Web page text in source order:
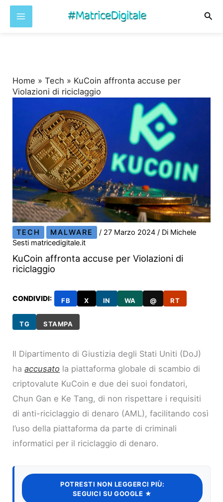
Home »Tech » KuCoin affronta accuse per
Violazioni di riciclaggio
TECH MALWARE / 27 Marzo 2024/ Di Michele
Sesti matricedigitale.it
KuCoin affronta accuse per Violazioni di
riciclaggio
CONDIVIDI: FB X IN WA @ RT
TG STAMPA
Il Dipartimento di Giustizia degli Stati Uniti (DoJ)
haaccusato la piattaforma globale di scambio di
criptovalute KuCoin e due dei suoi fondatori,
Chun Gan e Ke Tang, di non rispettare i requisiti
di anti-riciclaggio di denaro (AML), facilitando così
l’uso della piattaforma da parte di criminali
informatici per il riciclaggio di denaro.
POTRESTI NON LEGGERCI PIÙ:
SEGUICI SU GOOGLE ★